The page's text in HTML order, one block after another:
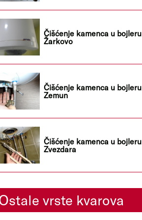
Čišćenje kamenca u bojleru
Žarkovo
Čišćenje kamenca u bojleru
Zemun
Čišćenje kamenca u bojleru
Zvezdara
vrste kvarova